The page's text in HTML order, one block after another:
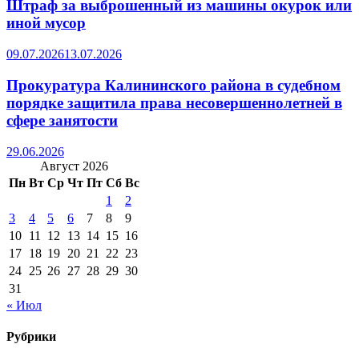
Штраф за выброшенный из машины окурок или
иной мусор
09.07.202613.07.2026
Прокуратура Калининского района в судебном
порядке защитила права несовершеннолетней в
сфере занятости
29.06.2026
Август 2026
Пн Вт Ср Чт Пт Сб Вс
1
2
3
4 5 6 7 8
9
10 11 12 13 14 15 16
17 18 19 20 21 22 23
24 25 26 27 28 29 30
31
« Июл
Рубрики